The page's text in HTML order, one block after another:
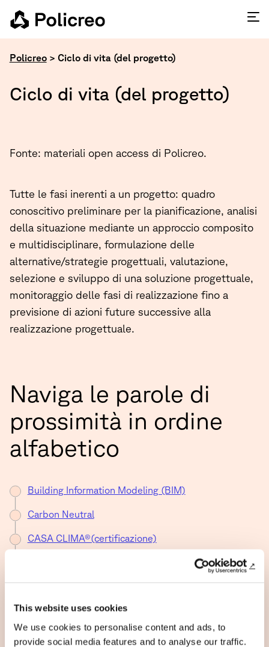
This website uses cookies
We use cookies to personalise content and ads, to
provide social media features and to analyse our traffic.
Policreo> Ciclo di vita (del progetto)
Ciclo di vita (del progetto)
Fonte: materiali open access di Policreo.
Tutte le fasi inerenti a un progetto: quadro
conoscitivo preliminare per la pianificazione, analisi
della situazione mediante un approccio composito
e multidisciplinare, formulazione delle
alternative/strategie progettuali, valutazione,
selezione e sviluppo di una soluzione progettuale,
monitoraggio delle fasi di realizzazione fino a
previsione di azioni future successive alla
realizzazione progettuale.
Naviga le parole di
prossimità in ordine
alfabetico
Building Information Modeling (BIM)
Carbon Neutral
CASA CLIMA®(certificazione)
Compatto
Componenti antropiche